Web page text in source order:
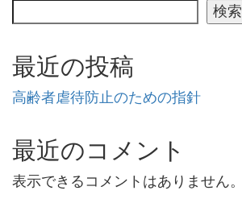
検索
最近の投稿
高齢者虐待防止のための指針
最近のコメント
表示できるコメントはありません。